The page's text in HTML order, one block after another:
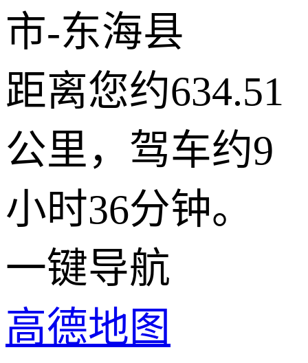
市-东海县
距离您约634.51
公里，驾车约9
小时36分钟。
一键导航
高德地图